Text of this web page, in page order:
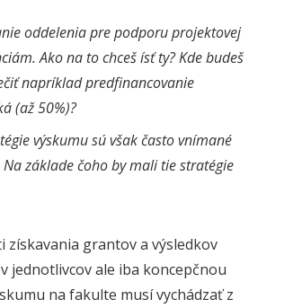
oddelenia pre podporu projektovej
Ako na to chceš ísť ty? Kde budeš
napríklad predfinancovanie
(až 50%)?
výskumu sú však často vnímané
základe čoho by mali tie stratégie
získavania grantov a výsledkov
jednotlivcov ale iba koncepčnou
na fakulte musí vychádzať z